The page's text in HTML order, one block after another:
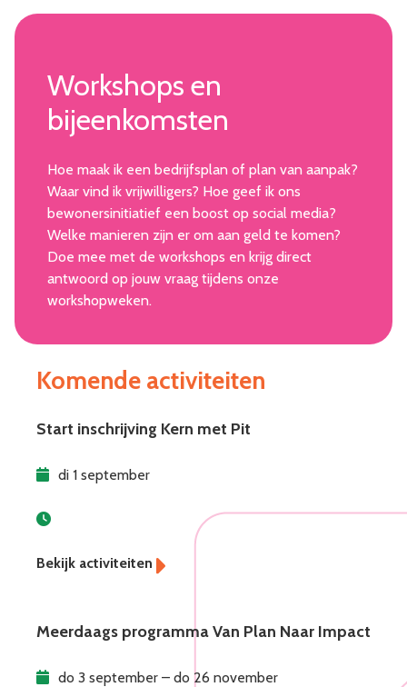
Workshops en
bijeenkomsten
Hoe maak ik een bedrijfsplan of plan van aanpak?
Waar vind ik vrijwilligers? Hoe geef ik ons
bewonersinitiatief een boost op social media?
Welke manieren zijn er om aan geld te komen?
Doe mee met de workshops en krijg direct
antwoord op jouw vraag tijdens onze
workshopweken.
Komende activiteiten
Start inschrijving Kern met Pit
di 1 september
Meerdaags programma Van Plan Naar Impact
do 3 september – do 26 november